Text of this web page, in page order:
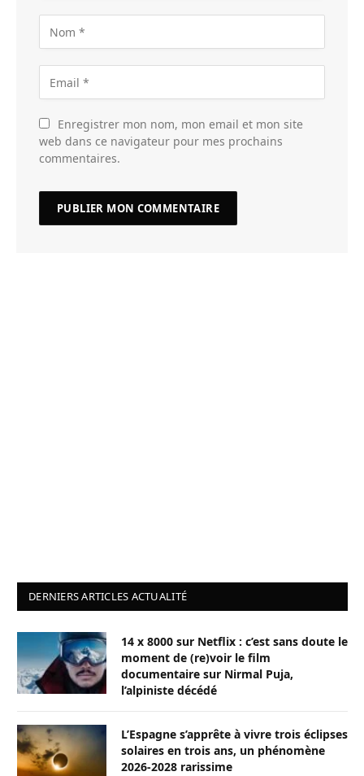
Enregistrer mon nom, mon email et mon site
web dans ce navigateur pour mes prochains
commentaires.
DERNIERS ARTICLES ACTUALITÉ
14 x 8000 sur Netflix : c’est sans doute le
moment de (re)voir le film
documentaire sur Nirmal Puja,
l’alpiniste décédé
L’Espagne s’apprête à vivre trois éclipses
solaires en trois ans, un phénomène
2026-2028 rarissime